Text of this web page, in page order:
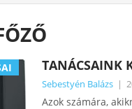
TANÁCSAINK
Sebestyén Balázs |
Azok számára,